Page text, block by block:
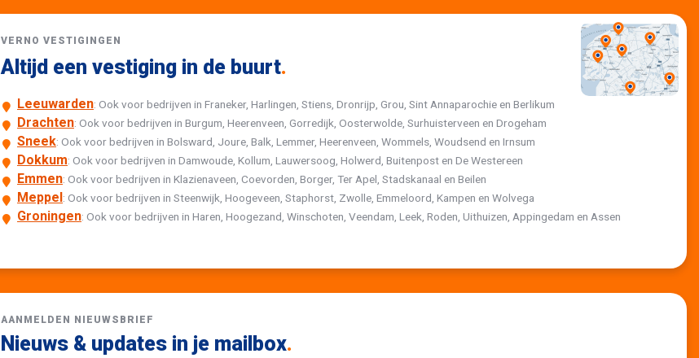
VERNO VESTIGINGEN
Altijd een vestiging in de buurt.
Leeuwarden: Ook voor bedrijven in Franeker, Harlingen, Stiens, Dronrijp, Grou, Sint Annaparochie en Berlikum
Drachten: Ook voor bedrijven in Burgum, Heerenveen, Gorredijk, Oosterwolde, Surhuisterveen en Drogeham
Sneek: Ook voor bedrijven in Bolsward, Joure, Balk, Lemmer, Heerenveen, Wommels, Woudsend en Irnsum
Dokkum: Ook voor bedrijven in Damwoude, Kollum, Lauwersoog, Holwerd, Buitenpost en De Westereen
Emmen: Ook voor bedrijven in Klazienaveen, Coevorden, Borger, Ter Apel, Stadskanaal en Beilen
Meppel : Ook voor bedrijven in Steenwijk, Hoogeveen, Staphorst, Zwolle, Emmeloord, Kampen en Wolvega
Groningen: Ook voor bedrijven in Haren, Hoogezand, Winschoten, Veendam, Leek, Roden, Uithuizen, Appingedam en Assen
AANMELDEN NIEUWSBRIEF
Nieuws & updates in je mailbox.